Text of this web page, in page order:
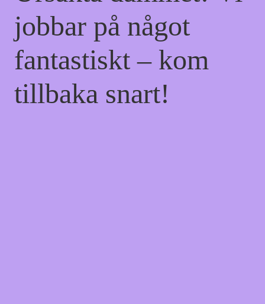
jobbar på något
fantastiskt – kom
tillbaka snart!